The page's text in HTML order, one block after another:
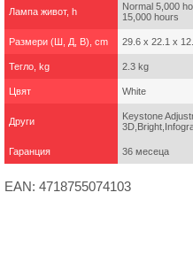
Лампа живот, h
Normal 5,000
15,000 hours
Размери (Ш, Д, В), cm 29.6 x 22.1 x
Тегло, kg 2.3 kg
Цвят White
Други
Keystone
Гаранция 36 месеца
EAN: 4718755074103